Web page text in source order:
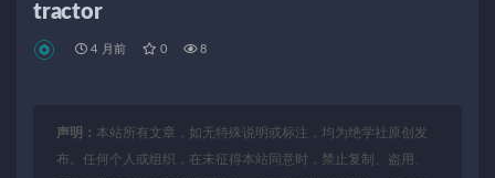
tractor
4 月前 0 8
声明： 本站所有文章，如无特殊说明或标注，均为绝学社原创发
布。任何个人或组织，在未征得本站同意时，禁止复制、盗用、